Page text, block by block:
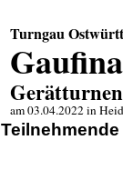
Turngau
am 03.04.2022 in
Teilnehmende